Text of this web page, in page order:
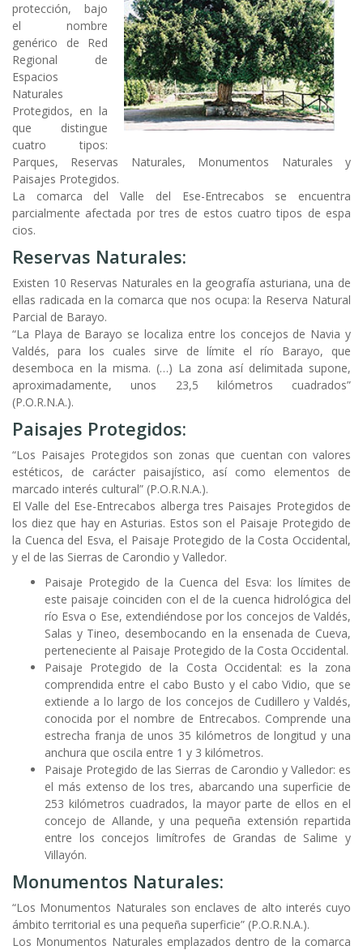
protección, bajo
el nombre
genérico de Red
Regional de
Espacios
Naturales
Protegidos, en la
que distingue
cuatro tipos:
Parques, Reservas Naturales, Monumentos Naturales y
Paisajes Protegidos.
La comarca del Valle del Ese-Entrecabos se encuentra
parcialmente afectada por tres de estos cuatro tipos de espa
cios.
Reservas Naturales:
Existen 10 Reservas Naturales en la geografía asturiana, una de
ellas radicada en la comarca que nos ocupa: la Reserva Natural
Parcial de Barayo.
“La Playa de Barayo se localiza entre los concejos de Navia y
Valdés, para los cuales sirve de límite el río Barayo, que
desemboca en la misma. (…) La zona así delimitada supone,
aproximadamente, unos 23,5 kilómetros cuadrados”
(P.O.R.N.A.).
Paisajes Protegidos:
“Los Paisajes Protegidos son zonas que cuentan con valores
estéticos, de carácter paisajístico, así como elementos de
marcado interés cultural” (P.O.R.N.A.).
El Valle del Ese-Entrecabos alberga tres Paisajes Protegidos de
los diez que hay en Asturias. Estos son el Paisaje Protegido de
la Cuenca del Esva, el Paisaje Protegido de la Costa Occidental,
y el de las Sierras de Carondio y Valledor.
Paisaje Protegido de la Cuenca del Esva: los límites de
este paisaje coinciden con el de la cuenca hidrológica del
río Esva o Ese, extendiéndose por los concejos de Valdés,
Salas y Tineo, desembocando en la ensenada de Cueva,
perteneciente al Paisaje Protegido de la Costa Occidental.
Paisaje Protegido de la Costa Occidental: es la zona
comprendida entre el cabo Busto y el cabo Vidio, que se
extiende a lo largo de los concejos de Cudillero y Valdés,
conocida por el nombre de Entrecabos. Comprende una
estrecha franja de unos 35 kilómetros de longitud y una
anchura que oscila entre 1 y 3 kilómetros.
Paisaje Protegido de las Sierras de Carondio y Valledor: es
el más extenso de los tres, abarcando una superficie de
253 kilómetros cuadrados, la mayor parte de ellos en el
concejo de Allande, y una pequeña extensión repartida
entre los concejos limítrofes de Grandas de Salime y
Villayón.
Monumentos Naturales:
“Los Monumentos Naturales son enclaves de alto interés cuyo
ámbito territorial es una pequeña superficie” (P.O.R.N.A.).
Los Monumentos Naturales emplazados dentro de la comarca